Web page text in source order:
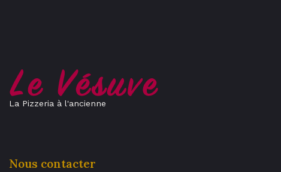
La Pizzeria à l'ancienne
Nous contacter